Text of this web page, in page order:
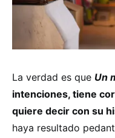
La verdad es que Un
intenciones, tiene
quiere decir con su
haya resultado